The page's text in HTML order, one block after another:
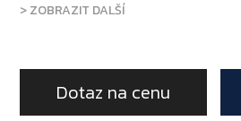
> ZOBRAZIT DALŠÍ
Dotaz na cenu